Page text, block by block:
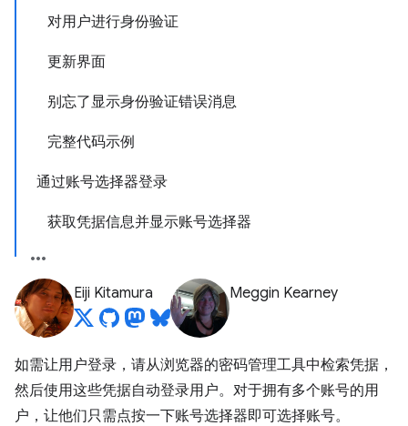
对用户进行身份验证
更新界面
别忘了显示身份验证错误消息
完整代码示例
通过账号选择器登录
获取凭据信息并显示账号选择器
Eiji Kitamura Meggin Kearney
如需让用户登录，请从浏览器的密码管理工具中检索凭据，
然后使用这些凭据自动登录用户。对于拥有多个账号的用
户，让他们只需点按一下账号选择器即可选择账号。